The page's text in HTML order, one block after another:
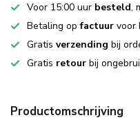
Voor 15:00 uur besteld,
Betaling opfactuur voor
Gratis verzending bij
Gratis retour bij
Productomschrijving